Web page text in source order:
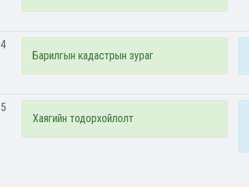
4
Барилгын кадастрын зураг
5
Хаягийн тодорхойлолт